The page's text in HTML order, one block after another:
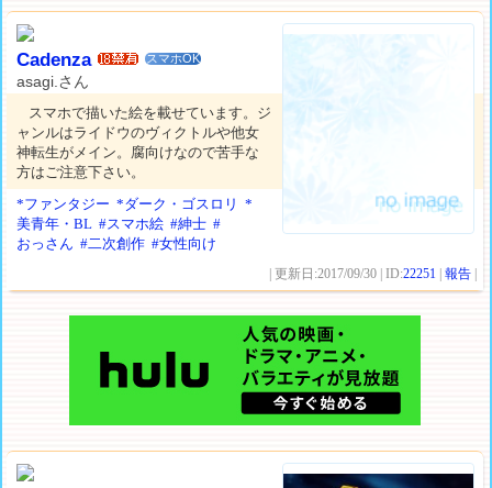
Cadenza スマホOK
asagi.さん
スマホで描いた絵を載せています。ジ
ャンルはライドウのヴィクトルや他女
神転生がメイン。腐向けなので苦手な
方はご注意下さい。
*ファンタジー *ダーク・ゴスロリ
*
美青年・BL #スマホ絵 #紳士 #
おっさん #二次創作 #女性向け
| 更新日:2017/09/30 | ID:22251 |報告